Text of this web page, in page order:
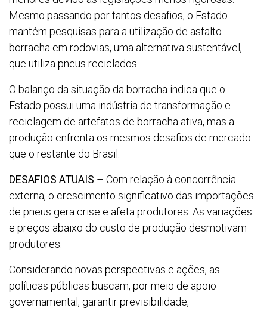
Mesmo passando por tantos desafios, o Estado
mantém pesquisas para a utilização de asfalto-
borracha em rodovias, uma alternativa sustentável,
que utiliza pneus reciclados.
O balanço da situação da borracha indica que o
Estado possui uma indústria de transformação e
reciclagem de artefatos de borracha ativa, mas a
produção enfrenta os mesmos desafios de mercado
que o restante do Brasil.
DESAFIOS ATUAIS – Com relação à concorrência
externa, o crescimento significativo das importações
de pneus gera crise e afeta produtores. As variações
e preços abaixo do custo de produção desmotivam
produtores.
Considerando novas perspectivas e ações, as
políticas públicas buscam, por meio de apoio
governamental, garantir previsibilidade,